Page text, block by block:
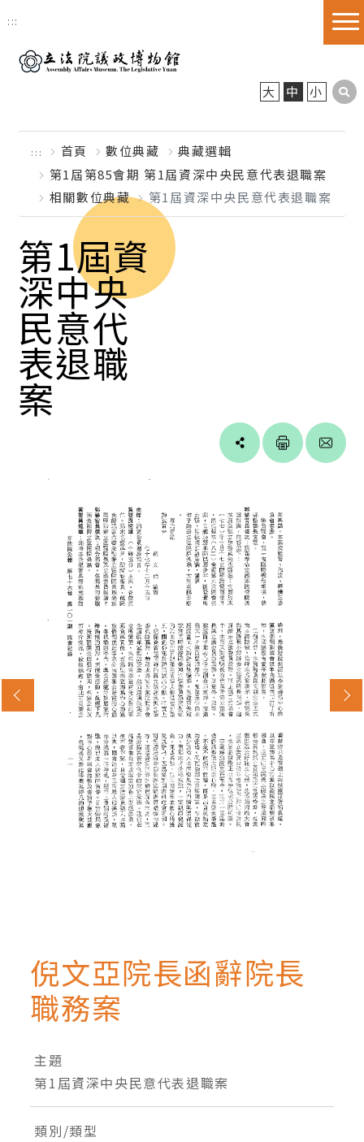
跳到主要內容區塊
:::
大 中 小
::: 首頁 數位典藏
典藏選輯
第1屆第85會期 第1屆資深中央民意代表退職案
相關數位典藏
第1屆資深中央民意代表退職案
第1屆資
深中央
民意代
表退職
案
Line
倪文亞院長函辭院長
職務案
主題
第1屆資深中央民意代表退職案
類別/類型